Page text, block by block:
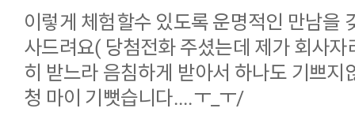
이렇게 체험할수 있도록 운명적인 만남을
사드려요( 당첨전화 주셨는데 제가 회사
히 받느라 음침하게 받아서 하나도 기쁘지
청 마이 기뻣습니다....ㅜ_ㅜ/